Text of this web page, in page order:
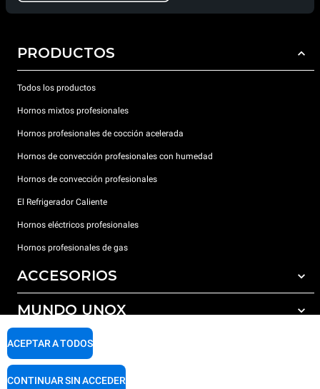
PRODUCTOS
Todos los productos
Hornos mixtos profesionales
Hornos profesionales de cocción acelerada
Hornos de convección profesionales con humedad
Hornos de convección profesionales
El Refrigerador Caliente
Hornos eléctricos profesionales
Hornos profesionales de gas
ACCESORIOS
Todos los accesorios
Detergentes para lavado automático
Detergentes para lavado manual
Tratamiento de agua con filtros de resina
MUNDO UNOX
Nuestras sedes en el mundo
SOPORTE
Garantía Unox
ACEPTAR A TODOS
CONTINUAR SIN ACCEDER